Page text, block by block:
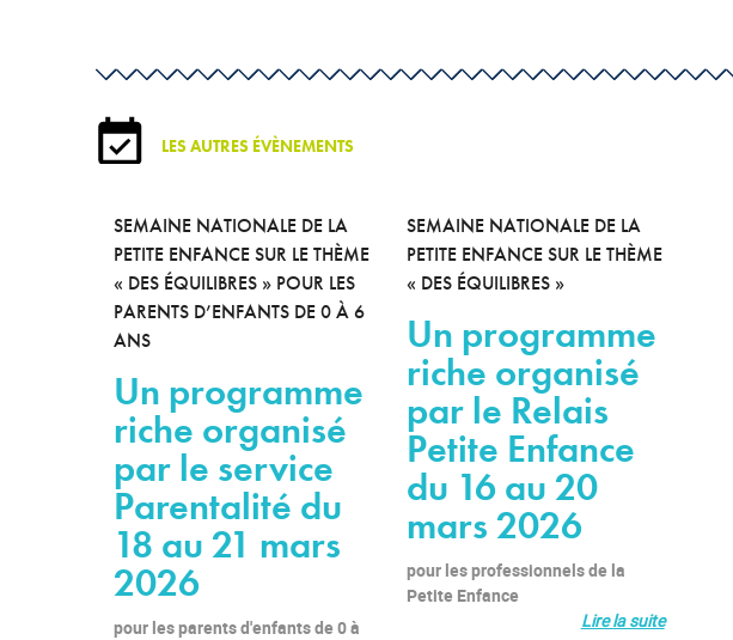
LES AUTRES ÉVÈNEMENTS
SEMAINE NATIONALE DE LA
PETITE ENFANCE SUR LE THÈME
« DES ÉQUILIBRES » POUR LES
PARENTS D’ENFANTS DE 0 À 6
ANS
Un programme
riche organisé
par le service
Parentalité du
18 au 21 mars
2026
pour les parents d'enfants de 0 à
SEMAINE NATIONALE DE LA
PETITE ENFANCE SUR LE THÈME
« DES ÉQUILIBRES »
Un programme
riche organisé
par le Relais
Petite Enfance
du 16 au 20
mars 2026
pour les professionnels de la
Petite Enfance
Lire la suite